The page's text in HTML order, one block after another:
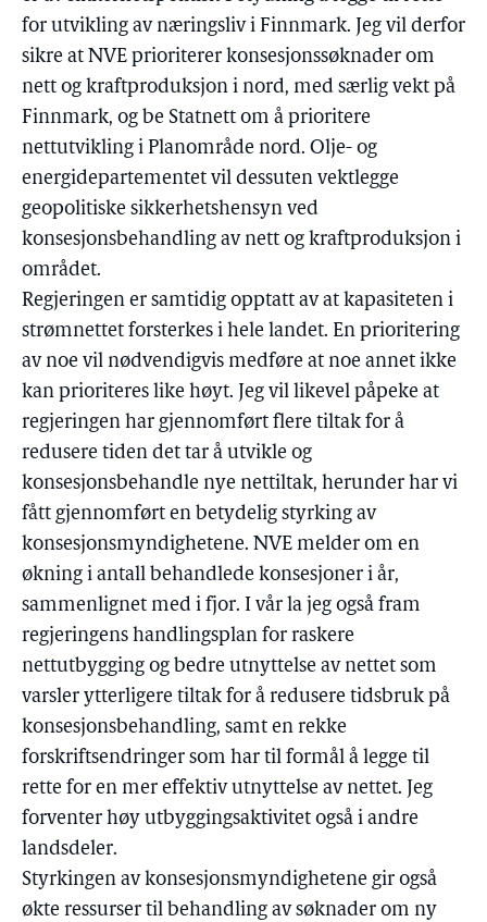
for utvikling av næringsliv i Finnmark. Jeg vil derfor
sikre at NVE prioriterer konsesjonssøknader om
nett og kraftproduksjon i nord, med særlig vekt på
Finnmark, og be Statnett om å prioritere
nettutvikling i Planområde nord. Olje- og
energidepartementet vil dessuten vektlegge
geopolitiske sikkerhetshensyn ved
konsesjonsbehandling av nett og kraftproduksjon i
området.
Regjeringen er samtidig opptatt av at kapasiteten i
strømnettet forsterkes i hele landet. En prioritering
av noe vil nødvendigvis medføre at noe annet ikke
kan prioriteres like høyt. Jeg vil likevel påpeke at
regjeringen har gjennomført flere tiltak for å
redusere tiden det tar å utvikle og
konsesjonsbehandle nye nettiltak, herunder har vi
fått gjennomført en betydelig styrking av
konsesjonsmyndighetene. NVE melder om en
økning i antall behandlede konsesjoner i år,
sammenlignet med i fjor. I vår la jeg også fram
regjeringens handlingsplan for raskere
nettutbygging og bedre utnyttelse av nettet som
varsler ytterligere tiltak for å redusere tidsbruk på
konsesjonsbehandling, samt en rekke
forskriftsendringer som har til formål å legge til
rette for en mer effektiv utnyttelse av nettet. Jeg
forventer høy utbyggingsaktivitet også i andre
landsdeler.
Styrkingen av konsesjonsmyndighetene gir også
økte ressurser til behandling av søknader om ny